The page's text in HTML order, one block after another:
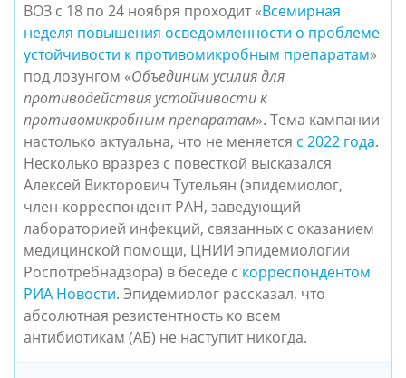
ВОЗ с 18 по 24 ноября проходит «Всемирная
неделя повышения осведомленности о проблеме
устойчивости к противомикробным препаратам»
под лозунгом «Объединим усилия для
противодействия устойчивости к
противомикробным препаратам». Тема кампании
настолько актуальна, что не меняется с 2022 года.
Несколько вразрез с повесткой высказался
Алексей Викторович Тутельян (эпидемиолог,
член-корреспондент РАН, заведующий
лабораторией инфекций, связанных с оказанием
медицинской помощи, ЦНИИ эпидемиологии
Роспотребнадзора) в беседе с корреспондентом
РИА Новости. Эпидемиолог рассказал, что
абсолютная резистентность ко всем
антибиотикам (АБ) не наступит никогда.